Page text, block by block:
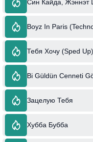
Син Кайда, Жэннэт
Boyz In Paris
Тебя Хочу (Sped Up)
Bi Güldün Cenneti
Зацелую Тебя
Хубба Бубба